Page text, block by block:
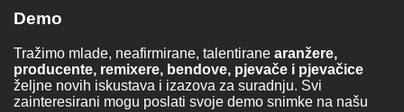
Demo
Tražimo mlade, neafirmirane, talentirane aranžere,
producente, remixere, bendove, pjevače i pjevačice
željne novih iskustava i izazova za suradnju. Svi
zainteresirani mogu poslati svoje demo snimke na našu